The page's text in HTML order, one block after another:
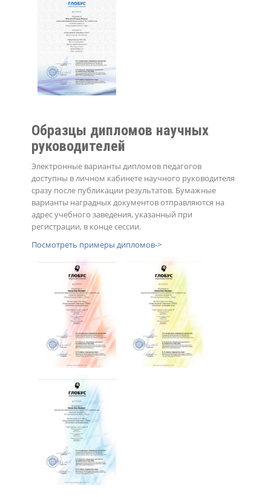
Образцы дипломов научных
руководителей
Электронные варианты дипломов педагогов
доступны в личном кабинете научного руководителя
сразу после публикации результатов. Бумажные
варианты наградных документов отправляются на
адрес учебного заведения, указанный при
регистрации, в конце сессии.
Посмотреть примеры дипломов->